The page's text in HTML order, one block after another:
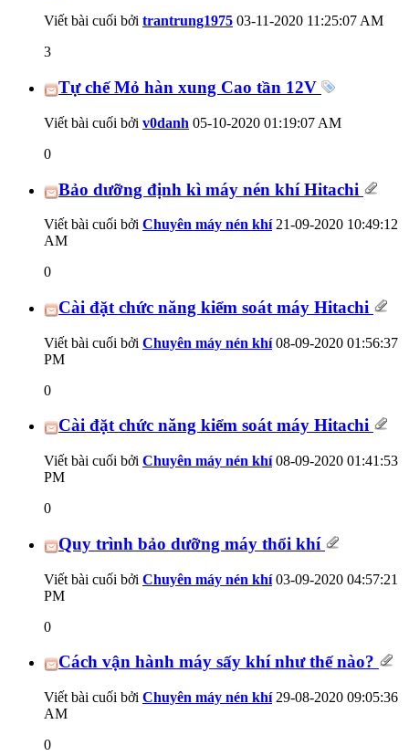
Viết bài cuối bởi trantrung1975 03-11-2020 11:25:07 AM
3
Tự chế Mỏ hàn xung Cao tần 12V
Viết bài cuối bởi v0danh 05-10-2020 01:19:07 AM
0
Bảo dưỡng định kì máy nén khí Hitachi
Viết bài cuối bởi Chuyên máy nén khí21-09-2020 10:49:12
AM
0
Cài đặt chức năng kiểm soát máy Hitachi
Viết bài cuối bởi Chuyên máy nén khí08-09-2020 01:56:37
PM
0
Cài đặt chức năng kiểm soát máy Hitachi
Viết bài cuối bởi Chuyên máy nén khí08-09-2020 01:41:53
PM
0
Quy trình bảo dưỡng máy thổi khí
Viết bài cuối bởi Chuyên máy nén khí03-09-2020 04:57:21
PM
0
Cách vận hành máy sấy khí như thế nào?
Viết bài cuối bởi Chuyên máy nén khí29-08-2020 09:05:36
AM
0